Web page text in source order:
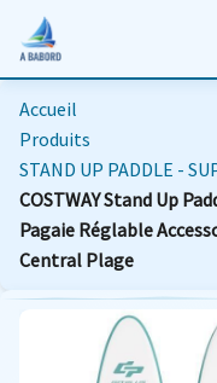
Accueil
Produits
STAND UP PADDLE -
COSTWAY Stand Up
Pagaie Réglable
Central Plage